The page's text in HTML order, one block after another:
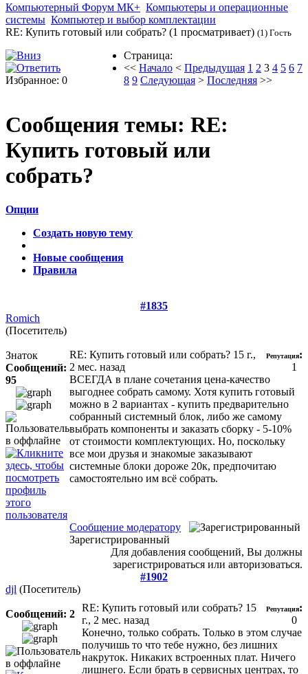
Компьютерный Форум МК+ Компьютеры и операционные
системы Компьютер и выбор комплектации
RE: Купить готовый или собрать? (1 просматривает) (1) Гость
Избранное: 0
Страница:
<< Начало < Предыдущая 1 2 3 4 5 6 7
8 9 Следующая > Последняя >>
Сообщения темы: RE:
Купить готовый или
собрать?
Опции
Создать новую тему
Новые сообщения
Правила
#1835
Romich
(Посетитель)
Знаток
Сообщений:
95
RE: Купить готовый или собрать? 15 г.,
2 мес. назад
Репутация:
1
ВСЕГДА в плане сочетания цена-качество
выгоднее собрать самому. Хотя купить готовый
можно в 2 вариантах - купить предварительно
собранный системный блок, либо же самому
выбрать компоненты и заказать сборку - 5-10%
от стоимости комплектующих. Но, поскольку
все мои друзья и знакомые заказывают
системные блоки дороже 20к, предпочитаю
самостоятельно им всё собрать.
Сообщение модератору
Зарегистрированный
Для добавления сообщений, Вы должны
зарегистрироваться или авторизоваться.
#1902
djl (Посетитель)
Сообщений: 2
RE: Купить готовый или собрать? 15
г., 2 мес. назад
Репутация:
0
Конечно, только собрать. Только в этом случае
получишь то что тебе нужно, без лишних
накруток. Никаких встроенных плат. Ничего
лишнего. Если брать в сервисных центрах, то